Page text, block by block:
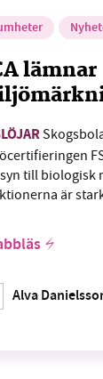
lämnar
till biologisk
är
Alva